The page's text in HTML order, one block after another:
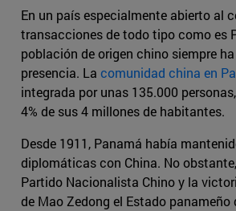
En un país especialmente abierto al
transacciones de todo tipo como es
población de origen chino siempre
presencia. La comunidad china en
integrada por unas 135.000
4% de sus 4 millones de habitantes.
Desde 1911, Panamá había
diplomáticas con China. No
Partido Nacionalista Chino y la
de Mao Zedong el Estado